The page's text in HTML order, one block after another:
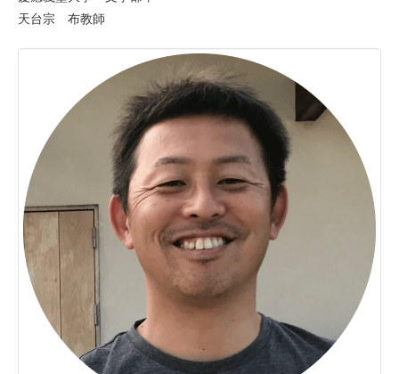
天台宗 布教師